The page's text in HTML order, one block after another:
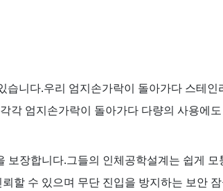
니다.우리 엄지손가락이 돌아가다 스테
엄지손가락이 돌아가다 다량의 사용에
장합니다.그들의 인체공학설계는 쉽게
할 수 있으며 무단 진입을 방지하는 보안